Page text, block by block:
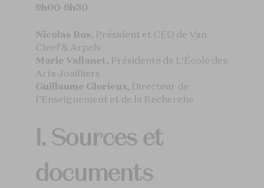
9h00-9h30
Nicolas Bos, Président et CEO de Van
Cleef & Arpels
Marie Vallanet, Présidente de L’École des
Arts Joailliers
Guillaume Glorieux, Directeur de
l’Enseignement et de la Recherche
I. Sources et
documents